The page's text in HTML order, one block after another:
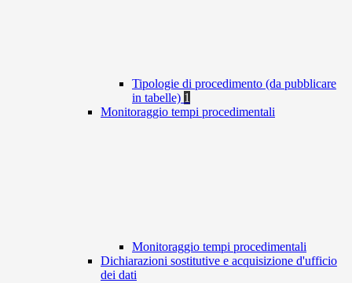
Tipologie di procedimento (da pubblicare
in tabelle) 1
Monitoraggio tempi procedimentali
Monitoraggio tempi procedimentali
Dichiarazioni sostitutive e acquisizione d'ufficio
dei dati